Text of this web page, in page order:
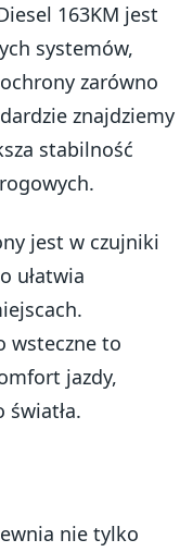
163KM jest
systemów,
zarówno
znajdziemy
stabilność
jest w czujniki
ułatwia
wsteczne to
jazdy,
nie tylko